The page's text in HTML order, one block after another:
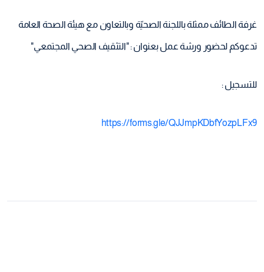
غرفة الطائف ممثلة باللجنة الصحيّة وبالتعاون مع هيئة الصحة العامة
تدعوكم لحضور ورشة عمل بعنوان : "التثقيف الصحي المجتمعي"
للتسجيل :
https://forms.gle/QJJmpKDbfYozpLFx9